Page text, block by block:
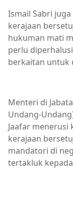
Ismail Sabri
kerajaan
hukuman mati
perlu
berkaitan untuk
Menteri di
Undang-
Jaafar
kerajaan
mandatori di
tertakluk